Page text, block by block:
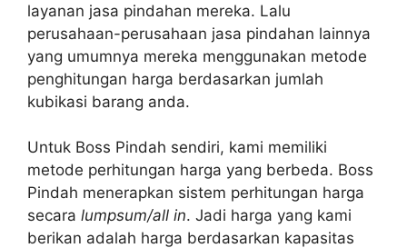
layanan jasa pindahan mereka. Lalu
perusahaan-perusahaan jasa pindahan lainnya
yang umumnya mereka menggunakan metode
penghitungan harga berdasarkan jumlah
kubikasi barang anda.
Untuk Boss Pindah sendiri, kami memiliki
metode perhitungan harga yang berbeda. Boss
Pindah menerapkan sistem perhitungan harga
secara lumpsum/all in. Jadi harga yang kami
berikan adalah harga berdasarkan kapasitas